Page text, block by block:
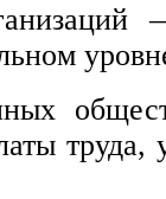
труда,